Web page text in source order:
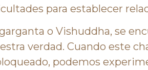
para establecer
o Vishuddha, se
verdad. Cuando este
podemos